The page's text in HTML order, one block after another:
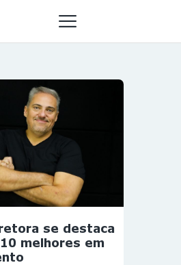
DE
se destaca
melhores em